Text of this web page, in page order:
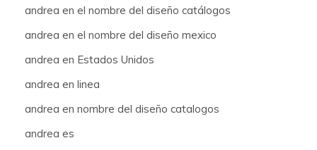
andrea en el nombre del diseño catálogos
andrea en el nombre del diseño mexico
andrea en Estados Unidos
andrea en linea
andrea en nombre del diseño catalogos
andrea es